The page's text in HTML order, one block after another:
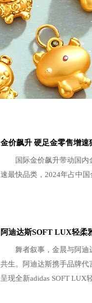
金价飙升 硬足金零售增速
国际金价飙升带动国内
速最快品类，2024年占中
阿迪达斯SOFT LUX轻柔
舞者叙事，金晨与阿迪
共生。阿迪达斯携手品牌
呈现全新adidas SOFT